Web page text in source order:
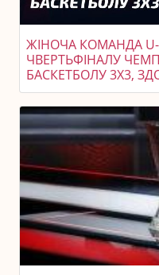
ЖІНОЧА КОМАНДА U-
ЧВЕРТЬФІНАЛУ
БАСКЕТБОЛУ 3X3,